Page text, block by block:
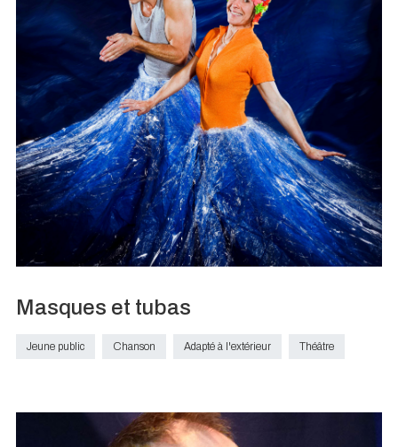
Masques et tubas
Jeune public Chanson Adapté à l'extérieur Théâtre